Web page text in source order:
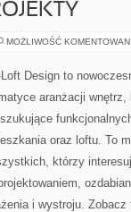
MOŻLIWOŚĆ
Loft Design to
aranżacji
oraz loftu. To
którzy
i wystroju. Zobacz